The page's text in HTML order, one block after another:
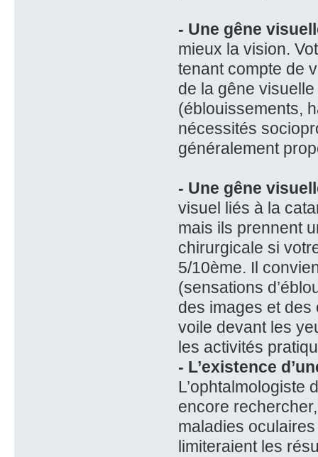
- Une gêne
mieux la vision.
tenant compte de
de la gêne
(éblouissements,
nécessités
généralement
- Une gêne
visuel liés à la
mais ils prennent
chirurgicale si
5/10ème. Il
(sensations
des images et
voile devant les
les activités
- L’existence
L’ophtalmologiste
encore
maladies
limiteraient les